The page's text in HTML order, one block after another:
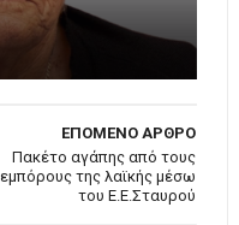
ΕΠΟΜΕΝΟ ΑΡΘΡΟ
Πακέτο αγάπης από τους
εμπόρους της λαϊκής μέσω
του Ε.Ε.Σταυρού